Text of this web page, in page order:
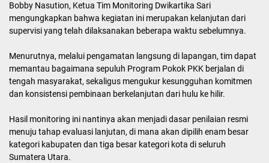
Bobby Nasution, Ketua Tim Monitoring Dwikartika Sari
mengungkapkan bahwa kegiatan ini merupakan kelanjutan dari
supervisi yang telah dilaksanakan beberapa waktu sebelumnya.
Menurutnya, melalui pengamatan langsung di lapangan, tim dapat
memantau bagaimana sepuluh Program Pokok PKK berjalan di
tengah masyarakat, sekaligus mengukur kesungguhan komitmen
dan konsistensi pembinaan berkelanjutan dari hulu ke hilir.
Hasil monitoring ini nantinya akan menjadi dasar penilaian resmi
menuju tahap evaluasi lanjutan, di mana akan dipilih enam besar
kategori kabupaten dan tiga besar kategori kota di seluruh
Sumatera Utara.